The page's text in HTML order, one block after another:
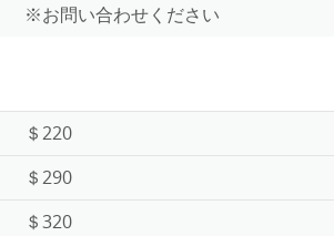
※お問い合わせください
＄220
＄290
＄320